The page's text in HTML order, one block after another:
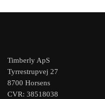
Timberly ApS
Tyrrestrupvej 27
8700 Horsens
CVR: 38518038